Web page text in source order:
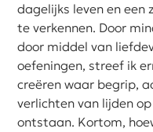
dagelijks leven en
te verkennen. Door
door middel van
oefeningen, streef ik
creëren waar begrip,
verlichten van lijden
ontstaan. Kortom,